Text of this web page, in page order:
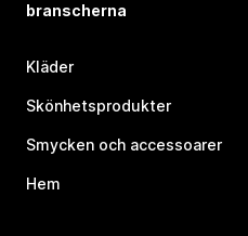
branscherna
Kläder
Skönhetsprodukter
Smycken och accessoarer
Hem